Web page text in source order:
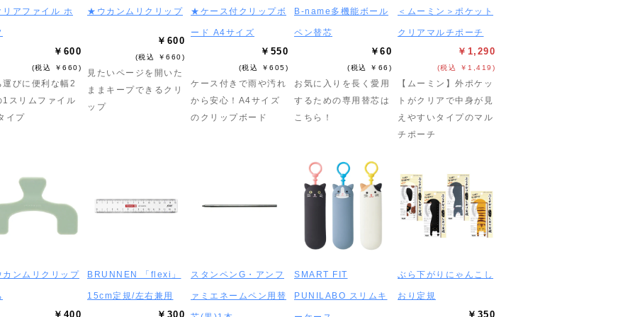
アファイル ホ
￥600
(税込 ￥660)
運びに便利な幅2
1スリムファイル
イプ
★ウカンムリクリップ
￥600
(税込 ￥660)
見たいページを開いた
ままキープできるクリ
ップ
★ケース付クリップボ
ード A4サイズ
￥550
(税込 ￥605)
ケース付きで雨や汚れ
から安心！A4サイズ
のクリップボード
B-name多機能ボール
ペン替芯
￥60
(税込 ￥66)
お気に入りを長く愛用
するための専用替芯は
こちら！
＜ムーミン＞ポケット
クリアマルチポーチ
￥1,290
(税込 ￥1,419)
【ムーミン】外ポケッ
トがクリアで中身が見
えやすいタイプのマル
チポーチ
ンムリクリップ
￥400
BRUNNEN 「flexi」
15cm定規/左右兼用
￥300
スタンペンG・アンフ
ァミエネームペン用替
SMART FIT
PUNILABO スリムキ
ぶら下がりにゃんこし
おり定規
￥350